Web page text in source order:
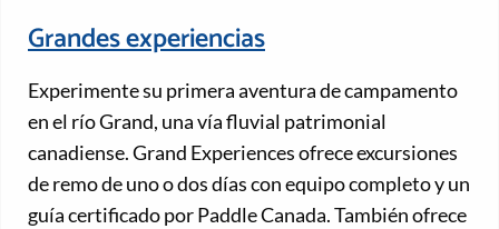
Grandes experiencias
Experimente su primera aventura de campamento
en el río Grand, una vía fluvial patrimonial
canadiense. Grand Experiences ofrece excursiones
de remo de uno o dos días con equipo completo y un
guía certificado por Paddle Canada. También ofrece